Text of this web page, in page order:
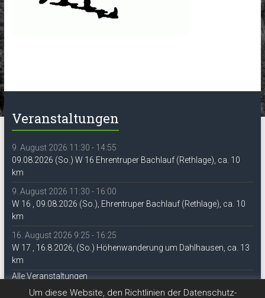
Veranstaltungen
9. August 2026 11:30 - 14:55
09.08.2026 (So.) W 16 Ehrentruper Bachlauf (Rethlage), ca. 10
km
9. August 2026 11:30 - 16:00
W 16 , 09.08.2026 (So.), Ehrentruper Bachlauf (Rethlage), ca. 10
km
16. August 2026 9:25 - 16:25
W 17 , 16.8.2026, (So.) Höhenwanderung um Dahlhausen, ca. 13
km
Alle Veranstaltungen
Um diese Website, den Richtlinien der Datenschutz-